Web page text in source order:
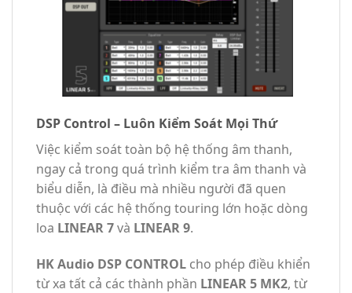
DSP Control – Luôn Kiểm Soát Mọi Thứ
Việc kiểm soát toàn bộ hệ thống âm thanh,
ngay cả trong quá trình kiểm tra âm thanh và
biểu diễn, là điều mà nhiều người đã quen
thuộc với các hệ thống touring lớn hoặc dòng
loa LINEAR 7và LINEAR 9.
HK Audio DSP CONTROL cho phép điều khiển
từ xa tất cả các thành phần LINEAR 5 MK2, từ